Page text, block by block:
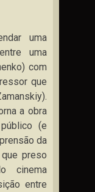
uma
uma
com
que
a obra
(e
da
preso
cinema
entre